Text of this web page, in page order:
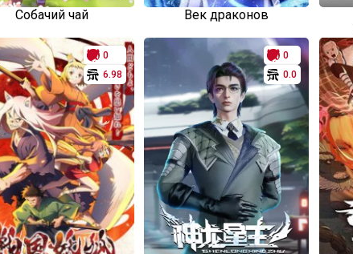
Собачий чай Век драконов
0
6.98
0
0.0